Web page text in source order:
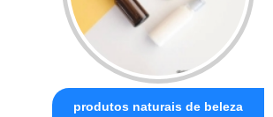
produtos naturais de beleza